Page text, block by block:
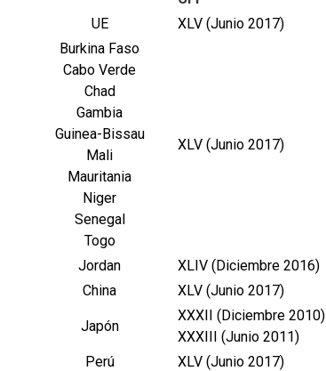
UE
XLV (Junio 2017)
Burkina Faso
Cabo Verde
Chad
Gambia
Guinea-Bissau
Mali
Mauritania
Niger
Senegal
Togo
XLV (Junio 2017)
Jordan XLIV (Diciembre 2016)
China XLV (Junio 2017)
Japón
XXXII (Diciembre 2010)
XXXIII (Junio 2011)
Perú
XLV (Junio 2017)